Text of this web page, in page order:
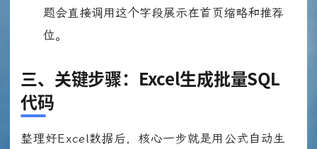
题会直接调用这个字段展示在首页缩略和推荐
位。
三、关键步骤：Excel生成批量SQL
代码
整理好Excel数据后，核心一步就是用公式自动生